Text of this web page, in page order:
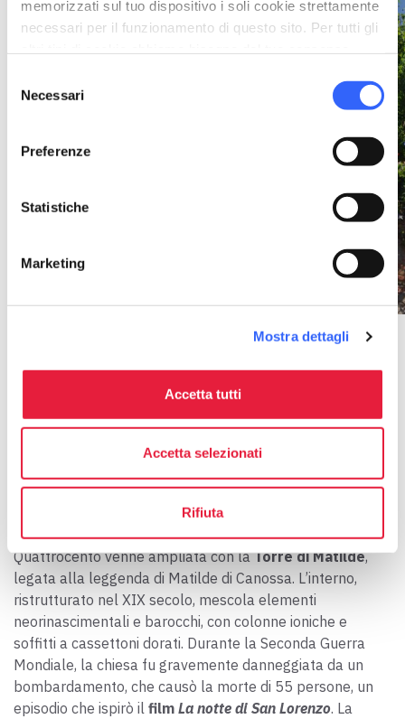
memorizzati sul tuo dispositivo i soli cookie strettamente
necessari per il funzionamento di questo sito. Per tutti gli
delNecessari
Preferenze
Statistiche
Marketing
Mostra dettagli
Accetta tutti
Accetta selezionati
Rifiuta
Photo ©
Cattedrale di Santa
Maria Assunta e San
Genesio, scrigno di arte
e spiritualità
Costruita nel XII secolo, laCattedrale di Santa Maria
Assunta e San Genesioè ilduomo di San Miniato
il titolo di San Genesio dopo la distruzione del borgo
longobardo. La sua facciata, decorata con bacini ceramici
pisani, è arricchita daportali cinquecenteschi. Nel
Quattrocento venne ampliata con laTorre di Matilde,
legata alla leggenda di Matilde di Canossa. L’interno,
ristrutturato nel XIX secolo, mescola elementi
neorinascimentali e barocchi, con colonne ioniche e
soffitti a cassettoni dorati. Durante la Seconda Guerra
Mondiale, la chiesa fu gravemente danneggiata da un
bombardamento, che causò la morte di 55 persone, un
episodio che ispirò il film La notte di San Lorenzo. La